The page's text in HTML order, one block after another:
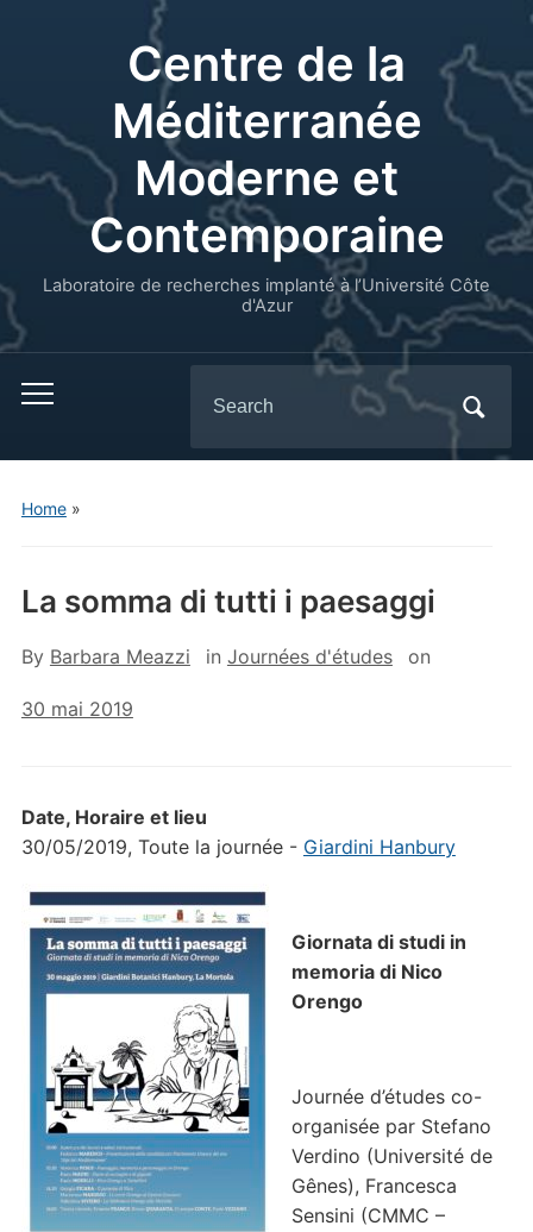
Centre de la
Méditerranée
Moderne et
Contemporaine
Laboratoire de recherches implanté à l’Université Côte
d'Azur
for:
Home»
La somma di tutti i paesaggi
By Barbara Meazzi in Journées d'études on
30 mai 2019
Date, Horaire et lieu
30/05/2019, Toute la journée - Giardini Hanbury
Giornata di studi in
memoria di Nico
Orengo
Journée d’études co-
organisée par Stefano
Verdino (Université de
Gênes), Francesca
Sensini (CMMC –